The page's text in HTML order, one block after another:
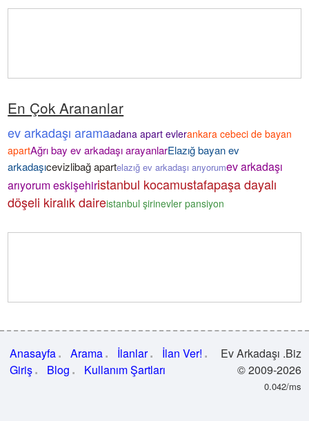
En Çok Arananlar
ev arkadaşı aramaadana apart evlerankara cebeci de bayan
apartAğrı bay ev arkadaşı arayanlarElazığ bayan ev
arkadaşıcevizlibağ apartelazığ ev arkadaşı arıyorumev arkadaşı
arıyorum eskişehiristanbul kocamustafapaşa dayalı
döşeli kiralık daireistanbul şirinevler pansiyon
Anasayfa Arama İlanlar
İlan Ver!
Giriş
Blog Kullanım Şartları
Ev Arkadaşı .Biz
© 2009-2026
0.042/ms